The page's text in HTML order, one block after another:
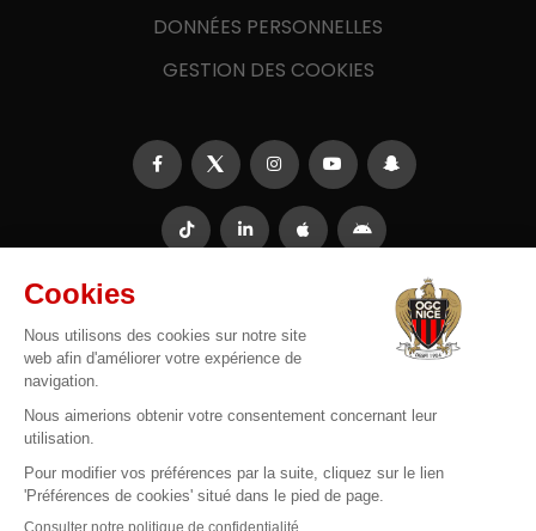
DONNÉES PERSONNELLES
GESTION DES COOKIES